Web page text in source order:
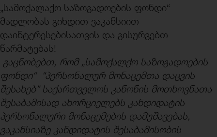
„სამოქალაქო საზოგადოების ფონდი“
მადლობას გიხდით ვაკანსიით
დაინტერესებისათვის და გისურვებთ
წარმატებას!
გაცნობებთ, რომ „სამოქალქო საზოგადოების
ფონდი“ “პერსონალურ მონაცემთა დაცვის
შესახებ” საქართველოს კანონის მოთხოვნათა
შესაბამისად ახორციელებს კანდიდატის
პერსონალური მონაცემების დამუშავებას,
ვაკანსიაზე კანდიდატის შესაბამისობის